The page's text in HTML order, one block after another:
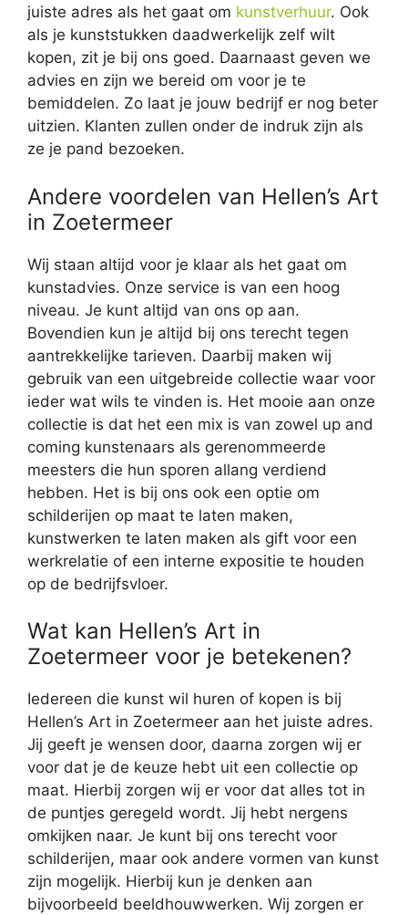
juiste adres als het gaat om kunstverhuur. Ook
als je kunststukken daadwerkelijk zelf wilt
kopen, zit je bij ons goed. Daarnaast geven we
advies en zijn we bereid om voor je te
bemiddelen. Zo laat je jouw bedrijf er nog beter
uitzien. Klanten zullen onder de indruk zijn als
ze je pand bezoeken.
Andere voordelen van Hellen’s Art
in Zoetermeer
Wij staan altijd voor je klaar als het gaat om
kunstadvies. Onze service is van een hoog
niveau. Je kunt altijd van ons op aan.
Bovendien kun je altijd bij ons terecht tegen
aantrekkelijke tarieven. Daarbij maken wij
gebruik van een uitgebreide collectie waar voor
ieder wat wils te vinden is. Het mooie aan onze
collectie is dat het een mix is van zowel up and
coming kunstenaars als gerenommeerde
meesters die hun sporen allang verdiend
hebben. Het is bij ons ook een optie om
schilderijen op maat te laten maken,
kunstwerken te laten maken als gift voor een
werkrelatie of een interne expositie te houden
op de bedrijfsvloer.
Wat kan Hellen’s Art in
Zoetermeer voor je betekenen?
Iedereen die kunst wil huren of kopen is bij
Hellen’s Art in Zoetermeer aan het juiste adres.
Jij geeft je wensen door, daarna zorgen wij er
voor dat je de keuze hebt uit een collectie op
maat. Hierbij zorgen wij er voor dat alles tot in
de puntjes geregeld wordt. Jij hebt nergens
omkijken naar. Je kunt bij ons terecht voor
schilderijen, maar ook andere vormen van kunst
zijn mogelijk. Hierbij kun je denken aan
bijvoorbeeld beeldhouwwerken. Wij zorgen er